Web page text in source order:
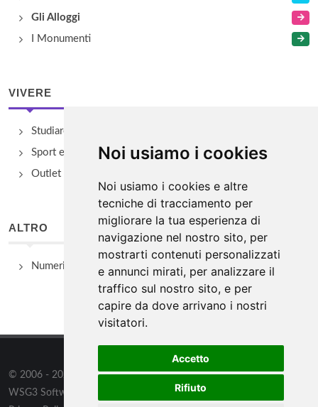
Noi usiamo i cookies
Noi usiamo i cookies e altre
tecniche di tracciamento per
migliorare la tua esperienza di
navigazione nel nostro sito, per
mostrarti contenuti personalizzati
e annunci mirati, per analizzare il
traffico sul nostro sito, e per
capire da dove arrivano i nostri
visitatori.
Accetto
Rifiuto
Gli Alloggi
I Monumenti
VIVERE
Studiare
Sport e Benessere
Outlet e spacci aziendali
ALTRO
Numeri Utili
© 2006 - 2026 WSG3 STUDIOtutti i diritti riservati. Powered by
WSG3 Software